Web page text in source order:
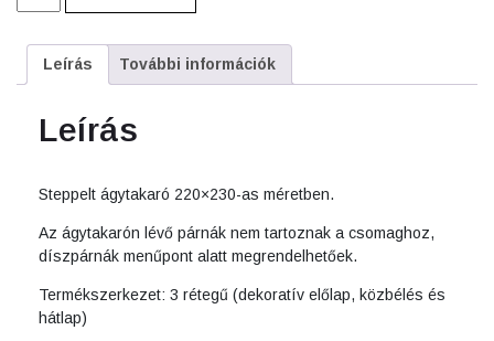
csíkos
220*230
mennyiség
Leírás További információk
Leírás
Steppelt ágytakaró 220×230-as méretben.
Az ágytakarón lévő párnák nem tartoznak a csomaghoz,
díszpárnák menűpont alatt megrendelhetőek.
Termékszerkezet: 3 rétegű (dekoratív előlap, közbélés és
hátlap)